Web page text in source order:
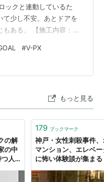
ックと連動しているた
て少し不安。あとドアを
ある。 【施工内容：
の錠前は、在庫対応で
の手配が必要となりま
見積りを行い、ご納得い
2段階の流れで対応しまし
#V-PX
もっと見る
の解
の中
人
179 ブックマーク
神戸・女性刺殺事件
マンション、エレベ
に怖い体験談が集ま